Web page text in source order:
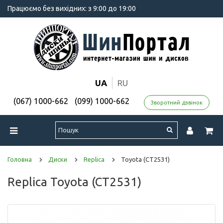
Працюємо без вихідних: з 9:00 до 19:00
UA RU
(067) 1000-662 (099) 1000-662 Зворотний дзвінок
Головна Диски Replica Toyota (CT2531)
Replica Toyota (CT2531)